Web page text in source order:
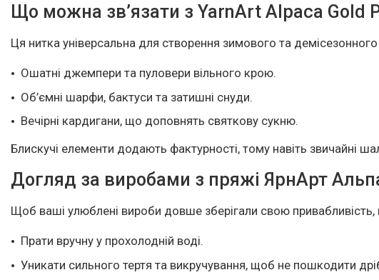
Що можна зв’язати з YarnArt Alpaca Gold
Ця нитка універсальна для створення зимового та
Ошатні джемпери та пуловери вільного крою.
Об’ємні шарфи, бактуси та затишні снуди.
Вечірні кардигани, що доповнять святкову сукню.
Блискучі елементи додають фактурності, тому навіть звичайні
Догляд за виробами з пряжі ЯрнАрт
Щоб ваші улюблені вироби довше зберігали свою
Прати вручну у прохолодній воді.
Уникати сильного тертя та викручування, щоб не пошкодити